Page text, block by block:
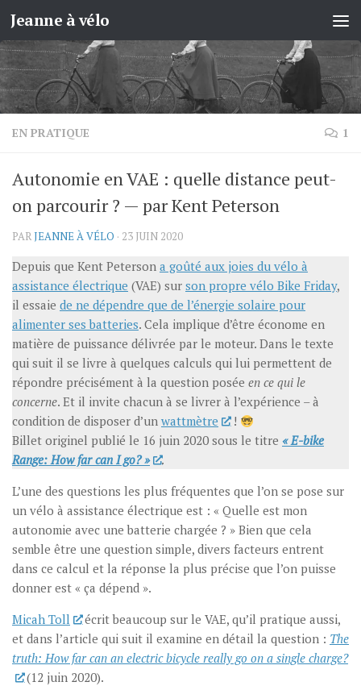
Skip to content
Jeanne à vélo
EN PRATIQUE 1
Autonomie en VAE : quelle distance peut-
on parcourir ? — par Kent Peterson
PARJEANNE À VÉLO · 23 JUIN 2020
Depuis que Kent Peterson a goûté aux joies du vélo à
assistance électrique (VAE) sur son propre vélo Bike Friday,
il essaie de ne dépendre que de l’énergie solaire pour
alimenter ses batteries. Cela implique d’être économe en
matière de puissance délivrée par le moteur. Dans le texte
qui suit il se livre à quelques calculs qui lui permettent de
répondre précisément à la question posée en ce qui le
concerne. Et il invite chacun à se livrer à l’expérience – à
condition de disposer d’un wattmètre
!
Billet originel publié le 16 juin 2020 sous le titre « E-bike
Range: How far can I go? »
.
L’une des questions les plus fréquentes que l’on se pose sur
un vélo à assistance électrique est : « Quelle est mon
autonomie avec une batterie chargée ? » Bien que cela
semble être une question simple, divers facteurs entrent
dans ce calcul et la réponse la plus précise que l’on puisse
donner est « ça dépend ».
Micah Toll
écrit beaucoup sur le VAE, qu’il pratique aussi,
et dans l’article qui suit il examine en détail la question : The
truth: How far can an electric bicycle really go on a single charge?
(12 juin 2020).